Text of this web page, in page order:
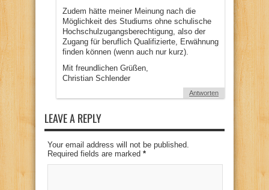
Zudem hätte meiner Meinung nach die
Möglichkeit des Studiums ohne schulische
Hochschulzugangsberechtigung, also der
Zugang für beruflich Qualifizierte, Erwähnung
finden können (wenn auch nur kurz).
Mit freundlichen Grüßen,
Christian Schlender
Antworten
LEAVE A REPLY
Your email address will not be published.
Required fields are marked *